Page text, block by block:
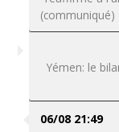
(communiqué)
Yémen: le
06/08 21:49